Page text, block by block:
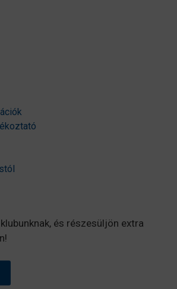
és részesüljön extra